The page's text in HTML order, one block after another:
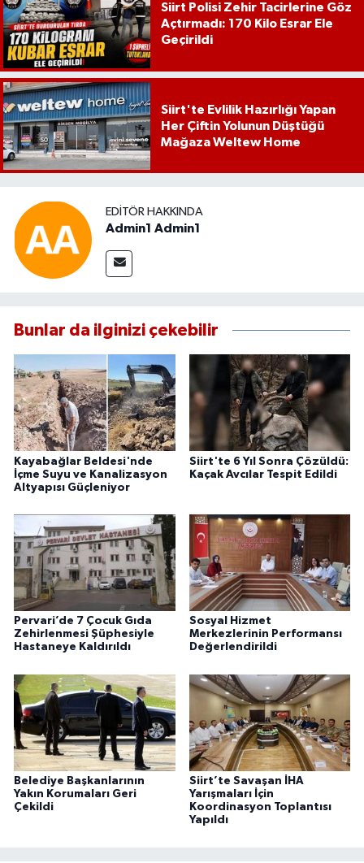
Siirt Polisi Zehir Tacirlerine Göz
Açtırmadı: 170 Kilo Esrar Ele
Geçirildi
Siirt'te Evlilik Hazırlığı Yapan
Her Çiftin Yolunun Düştüğü
Mağaza Weltew Home
EDITÖR HAKKINDA
Admin1 Admin1
Bunlar da ilginizi çekebilir
Kayabağlar Beldesi'nde
İçme Suyu ve Kanalizasyon
Altyapısı Güçleniyor
Siirt'te 6 Yıl Sonra Çözüldü:
Kaçak Avcılar Tespit Edildi
Pervari’de 7 Çocuk Gıda
Zehirlenmesi Şüphesiyle
Hastaneye Kaldırıldı
Sosyal Hizmet
Merkezlerinin Performansı
Değerlendirildi
Belediye Başkanlarının
Yakın Korumaları Geri
Çekildi
Siirt’te Savaşan İHA
Yarışmaları İçin
Koordinasyon Toplantısı
Yapıldı